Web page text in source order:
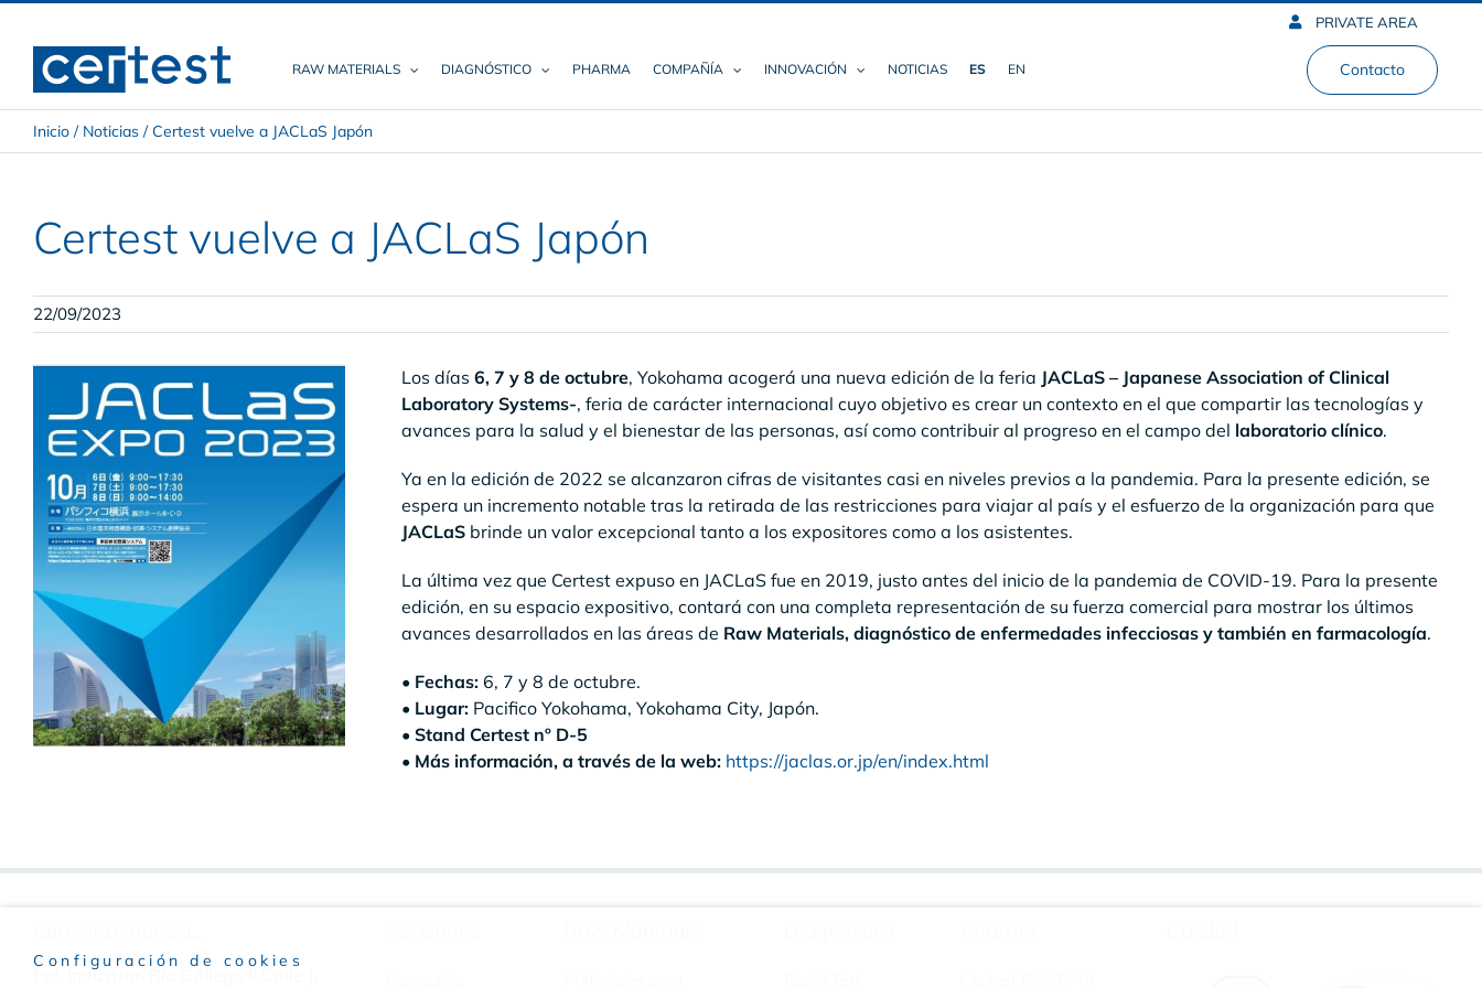
content
PRIVATE AREA
RAW MATERIALS DIAGNÓSTICO PHARMA COMPAÑÍA INNOVACIÓN NOTICIAS ES EN Contacto
Inicio/ Noticias/Certest vuelve a JACLaS Japón
Certest vuelve a JACLaS Japón
22/09/2023
Los días 6, 7 y 8 de octubre, Yokohama acogerá una nueva edición de la feria JACLaS – Japanese Association of Clinical
Laboratory Systems-, feria de carácter internacional cuyo objetivo es crear un contexto en el que compartir las tecnologías y
avances para la salud y el bienestar de las personas, así como contribuir al progreso en el campo del laboratorio clínico.
Ya en la edición de 2022 se alcanzaron cifras de visitantes casi en niveles previos a la pandemia. Para la presente edición, se
espera un incremento notable tras la retirada de las restricciones para viajar al país y el esfuerzo de la organización para que
JACLaS brinde un valor excepcional tanto a los expositores como a los asistentes.
La última vez que Certest expuso en JACLaS fue en 2019, justo antes del inicio de la pandemia de COVID-19. Para la presente
edición, en su espacio expositivo, contará con una completa representación de su fuerza comercial para mostrar los últimos
avances desarrollados en las áreas de Raw Materials, diagnóstico de enfermedades infecciosas y también en farmacología.
• Fechas:6, 7 y 8 de octubre.
• Lugar:Pacifico Yokohama, Yokohama City, Japón.
• Stand Certest nº D-5
• Más información, a través de la web: https://jaclas.or.jp/en/index.html
Pol. Industrial Río Gállego II Calle J,
Configuración de cookies